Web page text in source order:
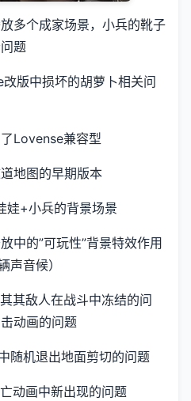
多个成家场景，小兵的靴子
题
版中损坏的胡萝卜相关问
Lovense兼容型
地图的早期版本
娃+小兵的背景场景
中的”可玩性”背景特效作用
声音候）
其敌人在战斗中冻结的问
动画的问题
随机退出地面剪切的问题
动画中新出现的问题